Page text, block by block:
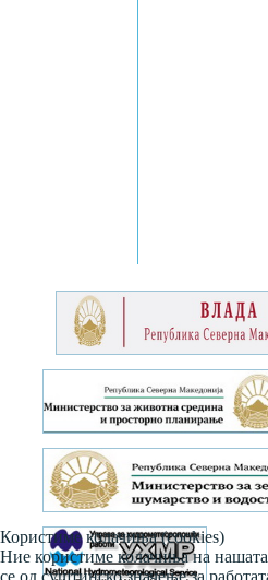
Користиме колачиња (cookies)
Ние користиме колачиња на
се од суштинско значење за